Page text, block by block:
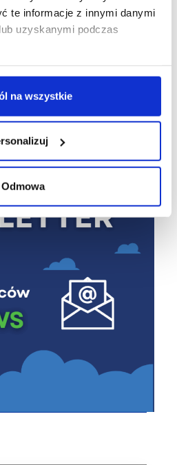
te informacje z innymi danymi
uzyskanymi podczas
na wszystkie
Odmowa